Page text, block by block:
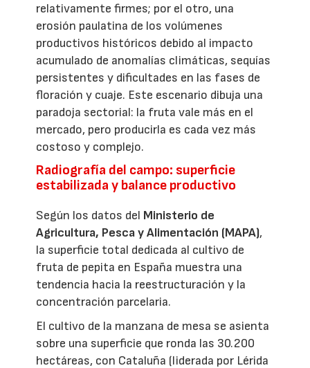
relativamente firmes; por el otro, una
erosión paulatina de los volúmenes
productivos históricos debido al impacto
acumulado de anomalías climáticas, sequías
persistentes y dificultades en las fases de
floración y cuaje. Este escenario dibuja una
paradoja sectorial: la fruta vale más en el
mercado, pero producirla es cada vez más
costoso y complejo.
Radiografía del campo: superficie
estabilizada y balance productivo
Según los datos del Ministerio de
Agricultura, Pesca y Alimentación (MAPA),
la superficie total dedicada al cultivo de
fruta de pepita en España muestra una
tendencia hacia la reestructuración y la
concentración parcelaria.
El cultivo de la manzana de mesa se asienta
sobre una superficie que ronda las 30.200
hectáreas, con Cataluña (liderada por Lérida